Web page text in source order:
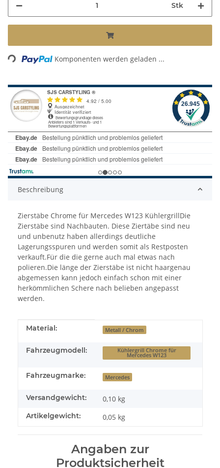
Stk
Loading... Komponenten werden geladen ...
Beschreibung
Zierstäbe Chrome für Mercedes W123 KühlergrillDie
Zierstäbe sind Nachbauten. Diese Ziertäbe sind neu
und unbenutz haben allerdings deutliche
Lagerungsspuren und werden somit als Restposten
verkauft.Für die die gerne auch mal etwas nach
polieren.Die länge der Zierstäbe ist nicht haargenau
abgemessen kann jedoch einfach schon mit einer
herkömmlichen Schere nach belieben angepasst
werden.
Produkteigenschaft
Wert
Material: Metall / Chrom
Fahrzeugmodell: Kühlergrill Chrome für
Mercedes W123
Fahrzeugmarke: Mercedes
Versandgewicht: 0,10 kg
Artikelgewicht: 0,05 kg
Angaben zur
Produktsicherheit